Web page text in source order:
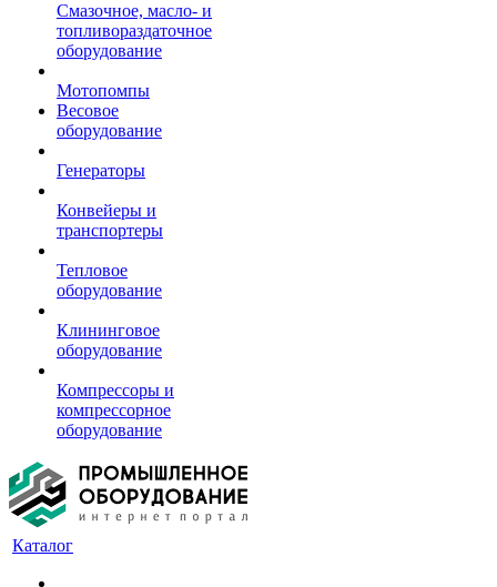
Смазочное, масло- и
топливораздаточное
оборудование
Мотопомпы
Весовое
оборудование
Генераторы
Конвейеры и
транспортеры
Тепловое
оборудование
Клининговое
оборудование
Компрессоры и
компрессорное
оборудование
Каталог